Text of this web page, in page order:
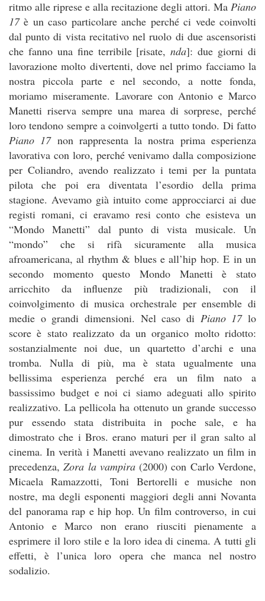
ritmo alle riprese e alla recitazione degli attori. Ma Piano
17è un caso particolare anche perché ci vede coinvolti
dal punto di vista recitativo nel ruolo di due ascensoristi
che fanno una fine terribile [risate,nda]: due giorni di
lavorazione molto divertenti, dove nel primo facciamo la
nostra piccola parte e nel secondo, a notte fonda,
moriamo miseramente. Lavorare con Antonio e Marco
Manetti riserva sempre una marea di sorprese, perché
loro tendono sempre a coinvolgerti a tutto tondo. Di fatto
Piano 17non rappresenta la nostra prima esperienza
lavorativa con loro, perché venivamo dalla composizione
per Coliandro, avendo realizzato i temi per la puntata
pilota che poi era diventata l’esordio della prima
stagione. Avevamo già intuito come approcciarci ai due
registi romani, ci eravamo resi conto che esisteva un
“Mondo Manetti” dal punto di vista musicale. Un
“mondo” che si rifà sicuramente alla musica
afroamericana, al rhythm & blues e all’hip hop. E in un
secondo momento questo Mondo Manetti è stato
arricchito da influenze più tradizionali, con il
coinvolgimento di musica orchestrale per ensemble di
medie o grandi dimensioni. Nel caso di Piano 17lo
score è stato realizzato da un organico molto ridotto:
sostanzialmente noi due, un quartetto d’archi e una
tromba. Nulla di più, ma è stata ugualmente una
bellissima esperienza perché era un film nato a
bassissimo budget e noi ci siamo adeguati allo spirito
realizzativo. La pellicola ha ottenuto un grande successo
pur essendo stata distribuita in poche sale, e ha
dimostrato che i Bros. erano maturi per il gran salto al
cinema. In verità i Manetti avevano realizzato un film in
precedenza,Zora la vampira(2000) con Carlo Verdone,
Micaela Ramazzotti, Toni Bertorelli e musiche non
nostre, ma degli esponenti maggiori degli anni Novanta
del panorama rap e hip hop. Un film controverso, in cui
Antonio e Marco non erano riusciti pienamente a
esprimere il loro stile e la loro idea di cinema. A tutti gli
effetti, è l’unica loro opera che manca nel nostro
sodalizio.